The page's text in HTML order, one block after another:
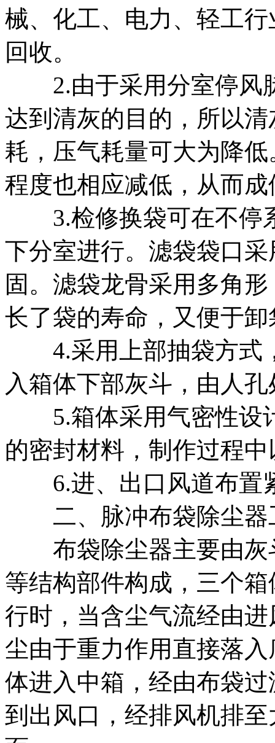
械、化工、电力、轻工
回收。
2.由于采用分室停风
达到清灰的目的，所以
耗，压气耗量可大为降
程度也相应减低，从而
3.检修换袋可在不停
下分室进行。滤袋袋口
固。滤袋龙骨采用多角
长了袋的寿命，又便于卸
4.采用上部抽袋方式
入箱体下部灰斗，由人
5.箱体采用气密性设
的密封材料，制作过程
6.进、出口风道布置
二、脉冲布袋除尘器
布袋除尘器主要由灰
等结构部件构成，三个
行时，当含尘气流经由
尘由于重力作用直接落
体进入中箱，经由布袋
到出风口，经排风机排